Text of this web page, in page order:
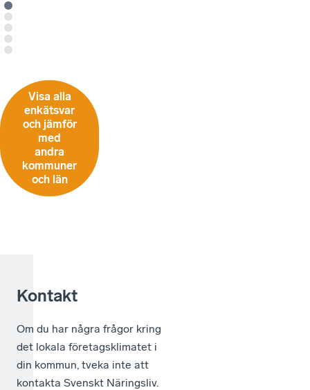
Visa alla
enkätsvar
och jämför
med
andra
kommuner
och län
Kontakt
Om du har några frågor kring
det lokala företagsklimatet i
din kommun, tveka inte att
kontakta Svenskt Näringsliv.